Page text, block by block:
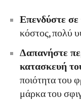
Επενδύστε
κόστος, πολύ
Δαπανήστε
κατασκευή
ποιότητα του
μάρκα του